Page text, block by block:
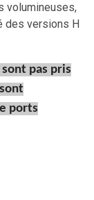
volumineuses,
des versions H
pas pris
ports